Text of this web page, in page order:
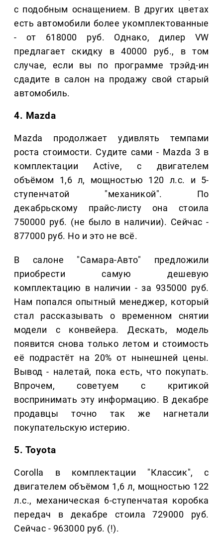
с подобным оснащением. В других цветах
есть автомобили более укомплектованные
- от 618000 руб. Однако, дилер VW
предлагает скидку в 40000 руб., в том
случае, если вы по программе трэйд-ин
сдадите в салон на продажу свой старый
автомобиль.
4. Mazda
Mazda продолжает удивлять темпами
роста стоимости. Судите сами - Mazda 3 в
комплектации Active, с двигателем
объёмом 1,6 л, мощностью 120 л.с. и 5-
ступенчатой "механикой". По
декабрьскому прайс-листу она стоила
750000 руб. (не было в наличии). Сейчас -
877000 руб. Но и это не всё.
В салоне "Самара-Авто" предложили
приобрести самую дешевую
комплектацию в наличии - за 935000 руб.
Нам попался опытный менеджер, который
стал рассказывать о временном снятии
модели с конвейера. Дескать, модель
появится снова только летом и стоимость
её подрастёт на 20% от нынешней цены.
Вывод - налетай, пока есть, что покупать.
Впрочем, советуем с критикой
воспринимать эту информацию. В декабре
продавцы точно так же нагнетали
покупательскую истерию.
5. Toyota
Corolla в комплектации "Классик", с
двигателем объёмом 1,6 л, мощностью 122
л.с., механическая 6-ступенчатая коробка
передач в декабре стоила 729000 руб.
Сейчас - 963000 руб. (!).